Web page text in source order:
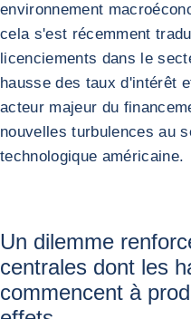
environnement
cela s'est récemment
licenciements dans le
hausse des taux d'intérêt
acteur majeur du
nouvelles turbulences au
technologique américaine.
Un dilemme
centrales dont les
commencent à